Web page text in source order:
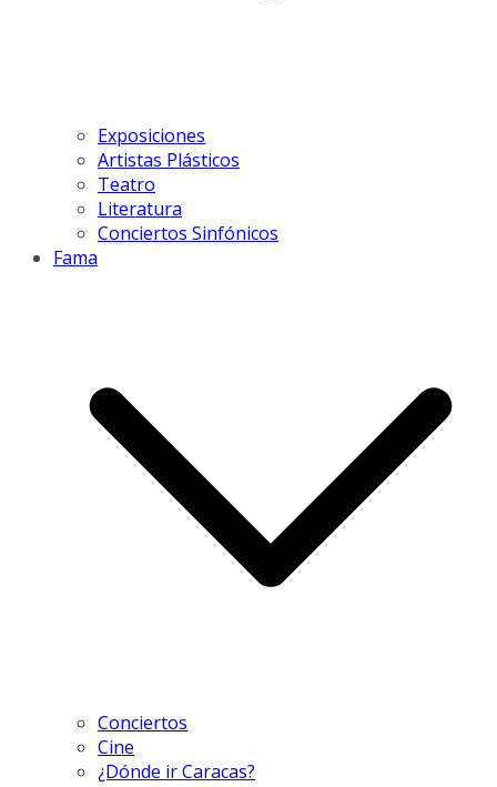
Exposiciones
Artistas Plásticos
Teatro
Literatura
Conciertos Sinfónicos
Fama
Conciertos
Cine
¿Dónde ir Caracas?